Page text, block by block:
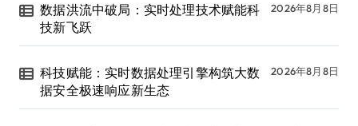
数据洪流中破局：实时处理技术赋能科
技新飞跃
2026年8月8日
科技赋能：实时数据处理引擎构筑大数
据安全极速响应新生态
2026年8月8日